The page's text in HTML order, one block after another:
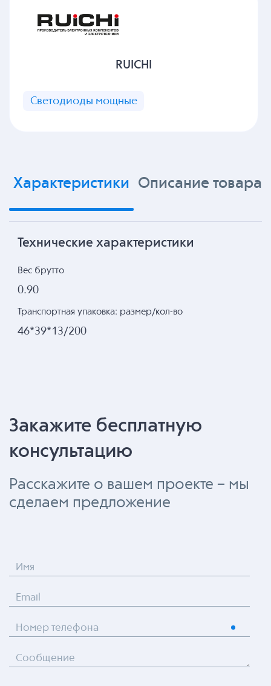
RUICHI
Светодиоды мощные
Характеристики Описание товара
Технические характеристики
Вес брутто
0.90
Транспортная упаковка: размер/кол-во
46*39*13/200
Закажите бесплатную
консультацию
Расскажите о вашем проекте – мы
сделаем предложение
Имя
Email
Номер телефона
Сообщение